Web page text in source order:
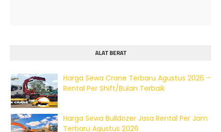
ALAT BERAT
Harga Sewa Crane Terbaru Agustus 2026 –
Rental Per Shift/Bulan Terbaik
Harga Sewa Bulldozer Jasa Rental Per Jam
Terbaru Agustus 2026